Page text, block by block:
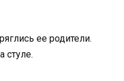
ее родители.
стуле.